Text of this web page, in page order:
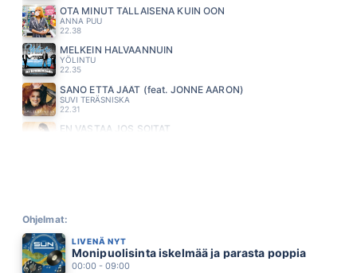
OTA MINUT TÄLLAISENA KUIN OON
ANNA PUU
22.38
MELKEIN HALVAANNUIN
YÖLINTU
22.35
SANO ETTÄ JÄÄT (feat. JONNE AARON)
SUVI TERÄSNISKA
22.31
EN VASTAA JOS SOITAT
BOY MEETS GIRL
ENTISELLE
MARISKA
22.10
Ohjelmat:
LIVENÄ NYT
Monipuolisinta iskelmää ja parasta poppia
00:00 - 09:00